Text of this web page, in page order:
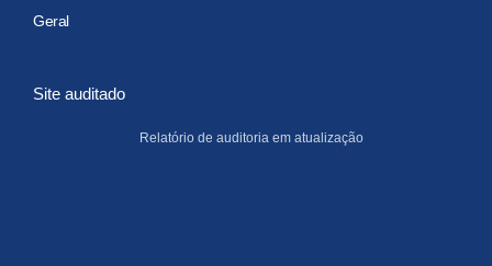
Geral
Site auditado
Relatório de auditoria em atualização